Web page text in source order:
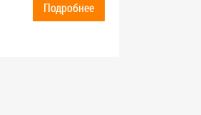
Подробнее